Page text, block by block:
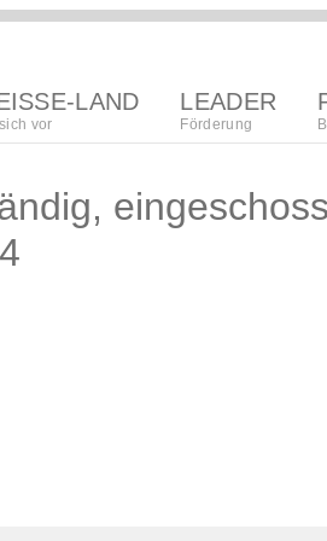
LAND
vor
LEADER
Förderung